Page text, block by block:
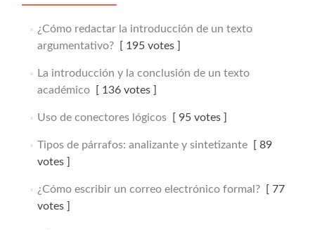
¿Cómo redactar la introducción de un texto
argumentativo?[ 195 votes ]
La introducción y la conclusión de un texto
académico[ 136 votes ]
Uso de conectores lógicos[ 95 votes ]
Tipos de párrafos: analizante y sintetizante[ 89
votes ]
¿Cómo escribir un correo electrónico formal?[ 77
votes ]